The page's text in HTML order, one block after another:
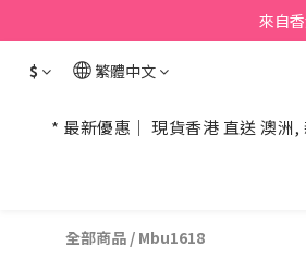
來自
$ 繁體中文
* 最新優惠｜ 現貨香港 直送 澳洲
全部商品 / Mbu1618